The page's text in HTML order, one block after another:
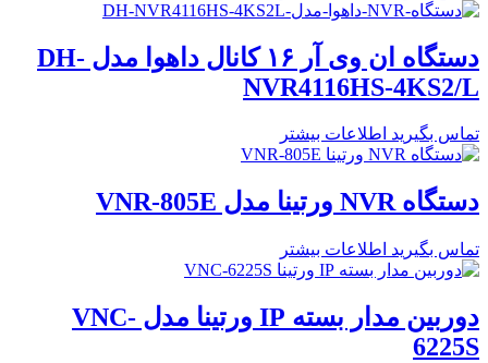
دستگاه ان وی آر ۱۶ کانال داهوا مدل DH-
NVR4116HS-4KS2/L
تماس بگیرید اطلاعات بیشتر
دستگاه NVR ورتینا مدل VNR-805E
تماس بگیرید اطلاعات بیشتر
دوربین مدار بسته IP ورتینا مدل VNC-
6225S